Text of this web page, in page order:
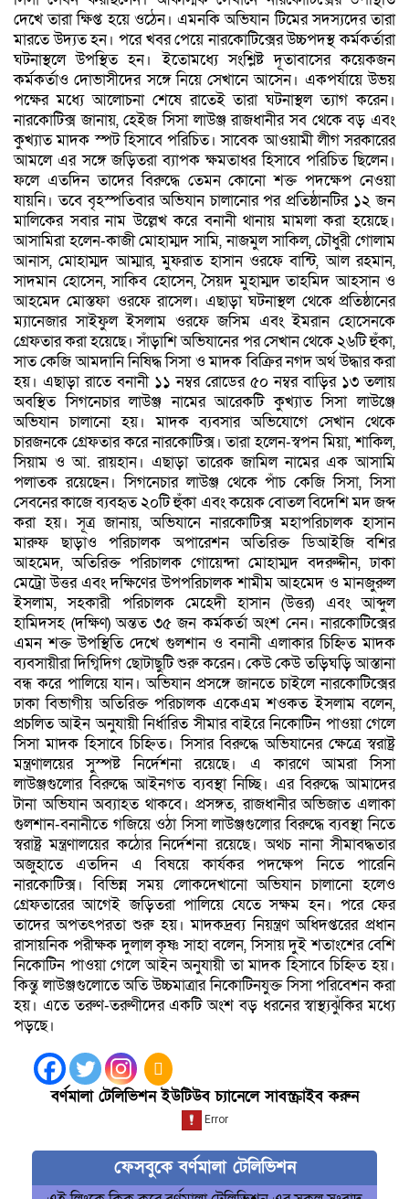
দেখে তারা ক্ষিপ্ত হয়ে ওঠেন। এমনকি অভিযান টিমের সদস্যদের তারা
মারতে উদ্যত হন। পরে খবর পেয়ে নারকোটিক্সের উচ্চপদস্থ কর্মকর্তারা
ঘটনাস্থলে উপস্থিত হন। ইতোমধ্যে সংশ্লিষ্ট দূতাবাসের কয়েকজন
কর্মকর্তাও দোভাসীদের সঙ্গে নিয়ে সেখানে আসেন। একপর্যায়ে উভয়
পক্ষের মধ্যে আলোচনা শেষে রাতেই তারা ঘটনাস্থল ত্যাগ করেন।
নারকোটিক্স জানায়, হেইজ সিসা লাউঞ্জ রাজধানীর সব থেকে বড় এবং
কুখ্যাত মাদক স্পট হিসাবে পরিচিত। সাবেক আওয়ামী লীগ সরকারের
আমলে এর সঙ্গে জড়িতরা ব্যাপক ক্ষমতাধর হিসাবে পরিচিত ছিলেন।
ফলে এতদিন তাদের বিরুদ্ধে তেমন কোনো শক্ত পদক্ষেপ নেওয়া
যায়নি। তবে বৃহস্পতিবার অভিযান চালানোর পর প্রতিষ্ঠানটির ১২ জন
মালিকের সবার নাম উল্লেখ করে বনানী থানায় মামলা করা হয়েছে।
আসামিরা হলেন-কাজী মোহাম্মদ সামি, নাজমুল সাকিল, চৌধুরী গোলাম
আনাস, মোহাম্মদ আম্মার, মুফরাত হাসান ওরফে বান্টি, আল রহমান,
সাদমান হোসেন, সাকিব হোসেন, সৈয়দ মুহাম্মদ তাহমিদ আহসান ও
আহমেদ মোস্তফা ওরফে রাসেল। এছাড়া ঘটনাস্থল থেকে প্রতিষ্ঠানের
ম্যানেজার সাইফুল ইসলাম ওরফে জসিম এবং ইমরান হোসেনকে
গ্রেফতার করা হয়েছে। সাঁড়াশি অভিযানের পর সেখান থেকে ২৬টি হুঁকা,
সাত কেজি আমদানি নিষিদ্ধ সিসা ও মাদক বিক্রির নগদ অর্থ উদ্ধার করা
হয়। এছাড়া রাতে বনানী ১১ নম্বর রোডের ৫০ নম্বর বাড়ির ১৩ তলায়
অবস্থিত সিগনেচার লাউঞ্জ নামের আরেকটি কুখ্যাত সিসা লাউঞ্জে
অভিযান চালানো হয়। মাদক ব্যবসার অভিযোগে সেখান থেকে
চারজনকে গ্রেফতার করে নারকোটিক্স। তারা হলেন-স্বপন মিয়া, শাকিল,
সিয়াম ও আ. রায়হান। এছাড়া তারেক জামিল নামের এক আসামি
পলাতক রয়েছেন। সিগনেচার লাউঞ্জ থেকে পাঁচ কেজি সিসা, সিসা
সেবনের কাজে ব্যবহৃত ২০টি হুঁকা এবং কয়েক বোতল বিদেশি মদ জব্দ
করা হয়। সূত্র জানায়, অভিযানে নারকোটিক্স মহাপরিচালক হাসান
মারুফ ছাড়াও পরিচালক অপারেশন অতিরিক্ত ডিআইজি বশির
আহমেদ, অতিরিক্ত পরিচালক গোয়েন্দা মোহাম্মদ বদরুদ্দীন, ঢাকা
মেট্রো উত্তর এবং দক্ষিণের উপপরিচালক শামীম আহমেদ ও মানজুরুল
ইসলাম, সহকারী পরিচালক মেহেদী হাসান (উত্তর) এবং আব্দুল
হামিদসহ (দক্ষিণ) অন্তত ৩৫ জন কর্মকর্তা অংশ নেন। নারকোটিক্সের
এমন শক্ত উপস্থিতি দেখে গুলশান ও বনানী এলাকার চিহ্নিত মাদক
ব্যবসায়ীরা দিগ্বিদিগ ছোটাছুটি শুরু করেন। কেউ কেউ তড়িঘড়ি আস্তানা
বন্ধ করে পালিয়ে যান। অভিযান প্রসঙ্গে জানতে চাইলে নারকোটিক্সের
ঢাকা বিভাগীয় অতিরিক্ত পরিচালক একেএম শওকত ইসলাম বলেন,
প্রচলিত আইন অনুযায়ী নির্ধারিত সীমার বাইরে নিকোটিন পাওয়া গেলে
সিসা মাদক হিসাবে চিহ্নিত। সিসার বিরুদ্ধে অভিযানের ক্ষেত্রে স্বরাষ্ট্র
মন্ত্রণালয়ের সুস্পষ্ট নির্দেশনা রয়েছে। এ কারণে আমরা সিসা
লাউঞ্জগুলোর বিরুদ্ধে আইনগত ব্যবস্থা নিচ্ছি। এর বিরুদ্ধে আমাদের
টানা অভিযান অব্যাহত থাকবে। প্রসঙ্গত, রাজধানীর অভিজাত এলাকা
গুলশান-বনানীতে গজিয়ে ওঠা সিসা লাউঞ্জগুলোর বিরুদ্ধে ব্যবস্থা নিতে
স্বরাষ্ট্র মন্ত্রণালয়ের কঠোর নির্দেশনা রয়েছে। অথচ নানা সীমাবদ্ধতার
অজুহাতে এতদিন এ বিষয়ে কার্যকর পদক্ষেপ নিতে পারেনি
নারকোটিক্স। বিভিন্ন সময় লোকদেখানো অভিযান চালানো হলেও
গ্রেফতারের আগেই জড়িতরা পালিয়ে যেতে সক্ষম হন। পরে ফের
তাদের অপতৎপরতা শুরু হয়। মাদকদ্রব্য নিয়ন্ত্রণ অধিদপ্তরের প্রধান
রাসায়নিক পরীক্ষক দুলাল কৃষ্ণ সাহা বলেন, সিসায় দুই শতাংশের বেশি
নিকোটিন পাওয়া গেলে আইন অনুযায়ী তা মাদক হিসাবে চিহ্নিত হয়।
কিন্তু লাউঞ্জগুলোতে অতি উচ্চমাত্রার নিকোটিনযুক্ত সিসা পরিবেশন করা
হয়। এতে তরুণ-তরুণীদের একটি অংশ বড় ধরনের স্বাস্থ্যঝুঁকির মধ্যে
পড়ছে।
বর্ণমালা টেলিভিশন ইউটিউব চ্যানেলে সাবস্ক্রাইব করুন
ফেসবুকে বর্ণমালা টেলিভিশন